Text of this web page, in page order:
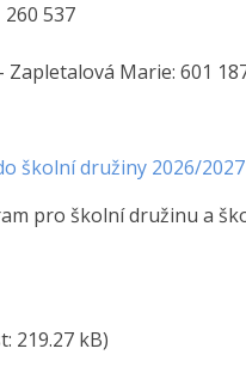
537
Marie: 601
školní družiny 2026/2027
pro školní družinu a
219.27 kB)